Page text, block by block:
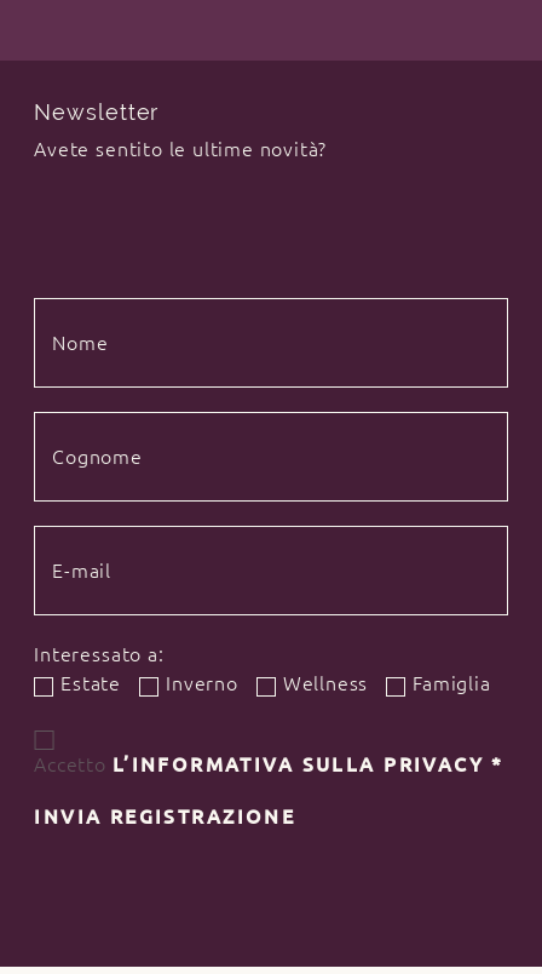
Newsletter
Avete sentito le ultime novità?
Interessato a:
Estate
Inverno Wellness Famiglia
Accetto L’INFORMATIVA SULLA PRIVACY*
INVIA REGISTRAZIONE